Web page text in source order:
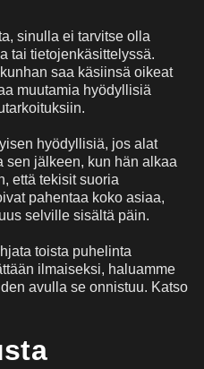
sinulla ei tarvitse olla
tai tietojenkäsittelyssä.
saa käsiinsä oikeat
muutamia hyödyllisiä
hyödyllisiä, jos alat
jälkeen, kun hän alkaa
että tekisit suoria
pahentaa koko asiaa,
selville sisältä päin.
toista puhelinta
ilmaiseksi, haluamme
avulla se onnistuu. Katso